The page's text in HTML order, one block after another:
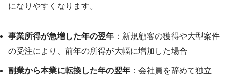
になりやすくなります。
事業所得が急増した年の翌年 ：新規顧客の獲得や大型案件
の受注により、前年の所得が大幅に増加した場合
副業から本業に転換した年の翌年 ：会社員を辞めて独立